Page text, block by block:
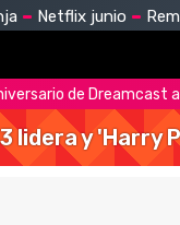
Netflix junio
de
lidera y